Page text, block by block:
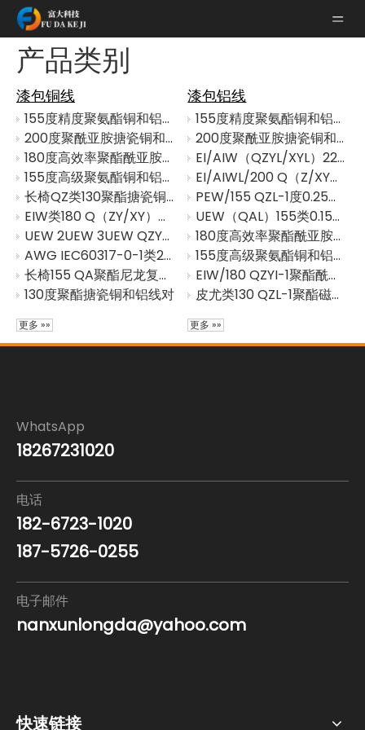
产品类别
漆包铜线
155度精度聚氨酯铜和铝线套件
200度聚酰亚胺搪瓷铜和铝线对
180度高效率聚酯酰亚胺铜和铝线套件
155度高级聚氨酯铜和铝线二重奏
长椅QZ类130聚酯搪瓷铜圆线
EIW类180 Q（ZY/XY）聚酯酰亚胺尼龙复合搪瓷铜圆线
UEW 2UEW 3UEW QZY类180聚氨酯搪瓷铜圆线
AWG IEC60317-0-1类200 EI/AIWA聚酯元漆圆铜线
长椅155 QA聚酯尼龙复合搪瓷铜圆线
130度聚酯搪瓷铜和铝线对
更多 »»
漆包铝线
155度精度聚氨酯铜和铝线套件
200度聚酰亚胺搪瓷铜和铝线对
EI/AIW（QZYL/XYL）220类0.3mm-1.0mm（SWG28-19/AWG27-19）
EI/AIWL/200 Q（Z/XY）L-1聚酰胺酰亚胺复合酰亚胺酰胺酰胺搪瓷铝圆线
PEW/155 QZL-1度0.25mm- 5mm搪瓷铝圆线
UEW（QAL）155类0.15mm-1.0mm（SWG38-19/ AWG35-19）
180度高效率聚酯酰亚胺铜和铝线套件
155度高级聚氨酯铜和铝线二重奏
EIW/180 QZYI-1聚酯酰亚胺漆铝圆线
皮尤类130 QZL-1聚酯磁漆铝绕线线
更多 »»
WhatsApp
18267231020
电话
182-6723-1020
187-5726-0255
电子邮件
nanxunlongda@yahoo.com
快速链接